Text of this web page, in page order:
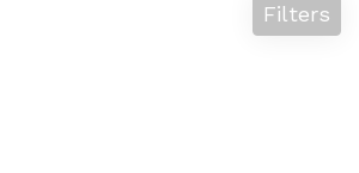
Filters